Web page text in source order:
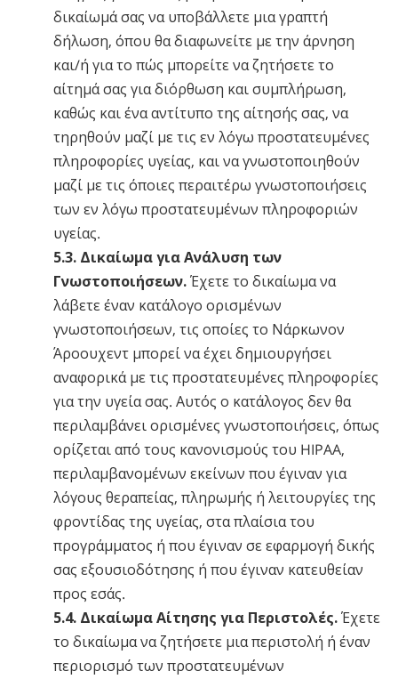
δικαίωμά σας να υποβάλλετε μια γραπτή
δήλωση, όπου θα διαφωνείτε με την άρνηση
και/ή για το πώς μπορείτε να ζητήσετε το
αίτημά σας για διόρθωση και συμπλήρωση,
καθώς και ένα αντίτυπο της αίτησής σας, να
τηρηθούν μαζί με τις εν λόγω προστατευμένες
πληροφορίες υγείας, και να γνωστοποιηθούν
μαζί με τις όποιες περαιτέρω γνωστοποιήσεις
των εν λόγω προστατευμένων πληροφοριών
υγείας.
5.3. Δικαίωμα για Ανάλυση των
Γνωστοποιήσεων.Έχετε το δικαίωμα να
λάβετε έναν κατάλογο ορισμένων
γνωστοποιήσεων, τις οποίες το Νάρκωνον
Άροουχεντ μπορεί να έχει δημιουργήσει
αναφορικά με τις προστατευμένες πληροφορίες
για την υγεία σας. Αυτός ο κατάλογος δεν θα
περιλαμβάνει ορισμένες γνωστοποιήσεις, όπως
ορίζεται από τους κανονισμούς του HIPAA,
περιλαμβανομένων εκείνων που έγιναν για
λόγους θεραπείας, πληρωμής ή λειτουργίες της
φροντίδας της υγείας, στα πλαίσια του
προγράμματος ή που έγιναν σε εφαρμογή δικής
σας εξουσιοδότησης ή που έγιναν κατευθείαν
προς εσάς.
5.4. Δικαίωμα Αίτησης για Περιστολές.Έχετε
το δικαίωμα να ζητήσετε μια περιστολή ή έναν
περιορισμό των προστατευμένων